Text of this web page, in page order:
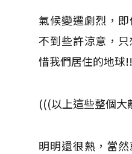
氣候變遷劇烈，
不到些許涼意，
惜我們居住的地球
(((以上這些整個大
明明還很熱，當